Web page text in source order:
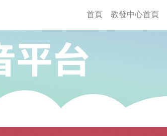
首頁(current)
教發中心首頁